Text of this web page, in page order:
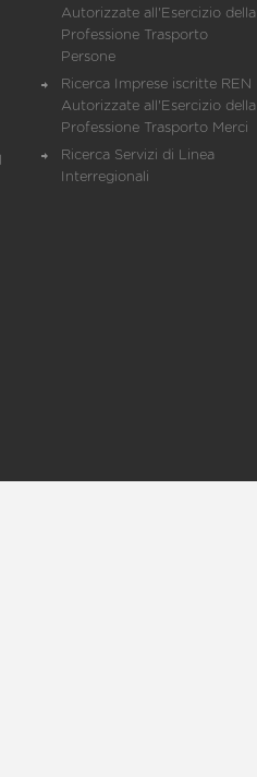
Autorizzate all'Esercizio della
Professione Trasporto
Persone
Ricerca Imprese iscritte REN
Autorizzate all'Esercizio della
Professione Trasporto Merci
Ricerca Servizi di Linea
Interregionali